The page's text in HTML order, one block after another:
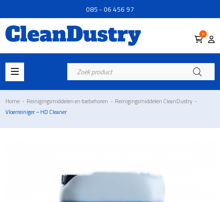
085 - 06 456 97
0
Producten
zoeken
Home - Reinigingsmiddelen en toebehoren - Reinigingsmiddelen CleanDustry -
Vloerreiniger – HD Cleaner